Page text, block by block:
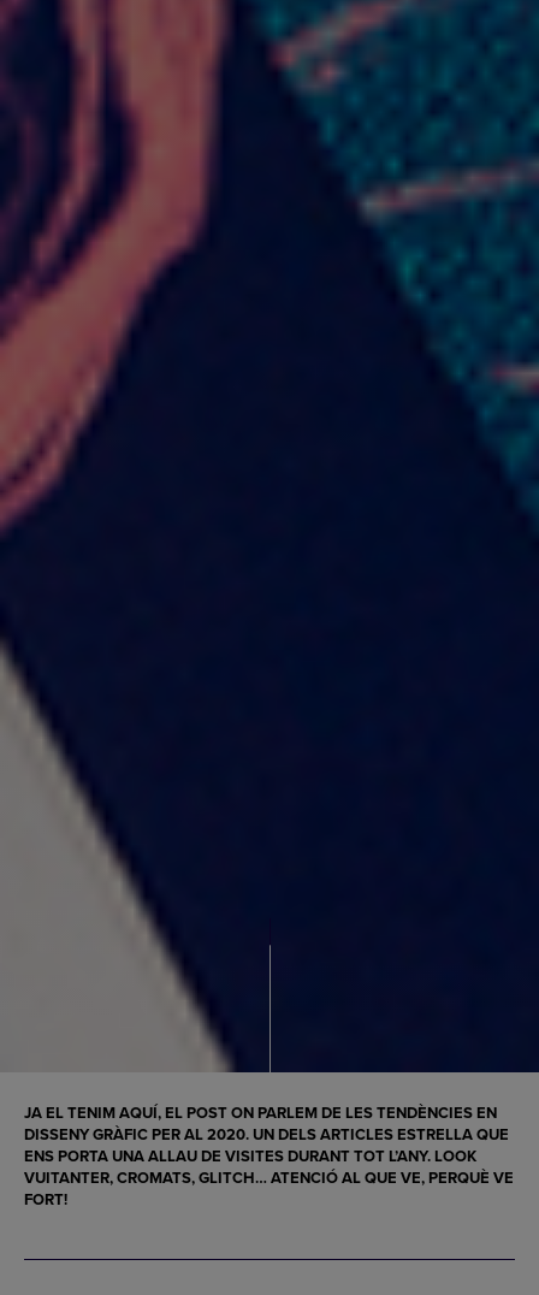
JA EL TENIM AQUÍ, EL POST ON PARLEM DE LES TENDÈNCIES EN
DISSENY GRÀFIC PER AL 2020. UN DELS ARTICLES ESTRELLA QUE
ENS PORTA UNA ALLAU DE VISITES DURANT TOT L’ANY. LOOK
VUITANTER, CROMATS, GLITCH… ATENCIÓ AL QUE VE, PERQUÈ VE
FORT!